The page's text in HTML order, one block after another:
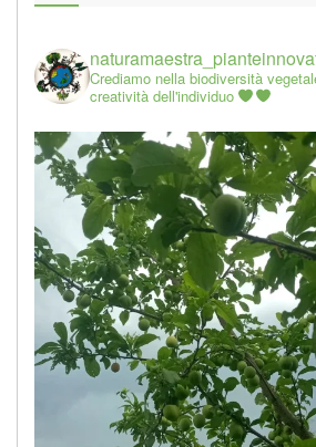
Crediamo nella biodiversità
creatività dell'individuo